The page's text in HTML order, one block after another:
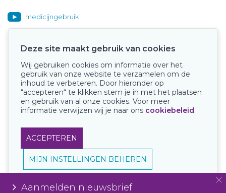
medicijngebruik
Onze keurmerken
Aanmelden nieuwsbrief
Deze site maakt gebruik van cookies
Wij gebruiken cookies om informatie over het
gebruik van onze website te verzamelen om de
inhoud te verbeteren. Door hieronder op
“accepteren“ te klikken stem je in met het plaatsen
en gebruik van al onze cookies. Voor meer
informatie verwijzen wij je naar ons cookiebeleid.
ACCEPTEREN
MIJN INSTELLINGEN BEHEREN